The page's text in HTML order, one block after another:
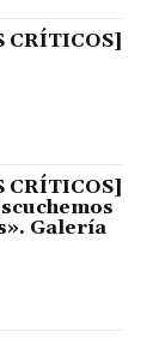
CRÍTICOS]
CRÍTICOS]
Galería